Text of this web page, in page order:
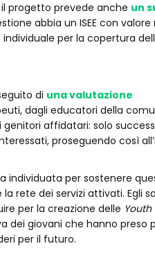
progetto prevede anche un
abbia un ISEE con valore
per la copertura
di una valutazione
dagli educatori della
genitori affidatari: solo
proseguendo così
individuata per sostenere
rete dei servizi attivati. Egli
per la creazione delle
dei giovani che hanno preso
per il futuro.